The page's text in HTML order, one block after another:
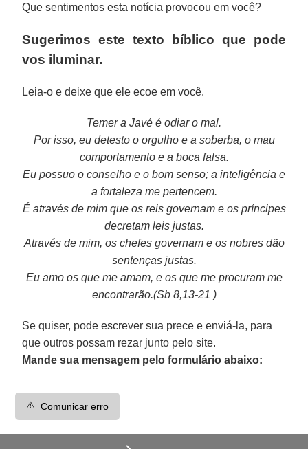
Que sentimentos esta notícia provocou em você?
Sugerimos este texto bíblico que pode
vos iluminar.
Leia-o e deixe que ele ecoe em você.
Temer a Javé é odiar o mal.
Por isso, eu detesto o orgulho e a soberba, o mau
comportamento e a boca falsa.
Eu possuo o conselho e o bom senso; a inteligência e
a fortaleza me pertencem.
É através de mim que os reis governam e os príncipes
decretam leis justas.
Através de mim, os chefes governam e os nobres dão
sentenças justas.
Eu amo os que me amam, e os que me procuram me
encontrarão.(Sb 8,13-21 )
Se quiser, pode escrever sua prece e enviá-la, para
que outros possam rezar junto pelo site.
Mande sua mensagem pelo formulário abaixo:
⚠️ Comunicar erro